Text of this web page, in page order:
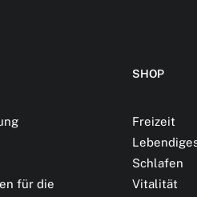
für die
SHOP
Freizeit
Schlafen
Vitalität